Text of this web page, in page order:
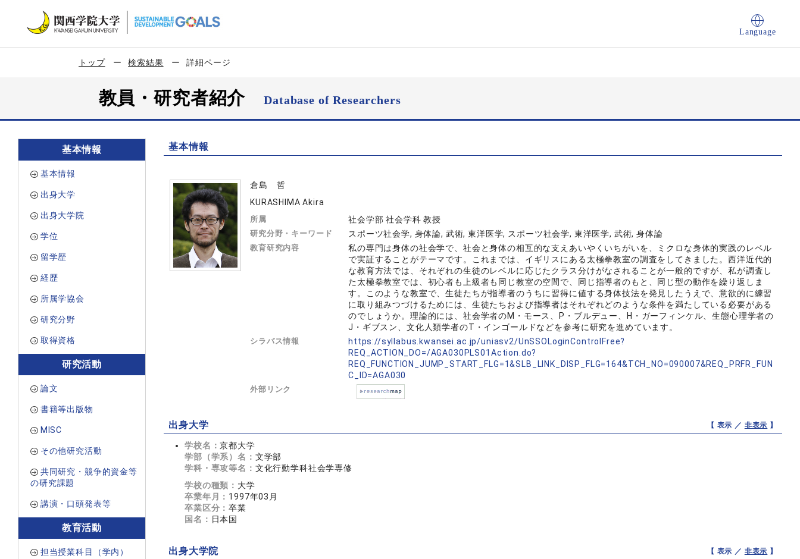
Language
トップ 検索結果 詳細ページ
教員・研究者紹介Database of Researchers
基本情報
基本情報
出身大学
出身大学院
学位
留学歴
経歴
所属学協会
研究分野
取得資格
研究活動
論文
書籍等出版物
MISC
その他研究活動
共同研究・競争的資金等
の研究課題
講演・口頭発表等
教育活動
担当授業科目（学内）
基本情報
倉島 哲
KURASHIMA Akira
所属 社会学部 社会学科 教授
研究分野・キーワード スポーツ社会学, 身体論, 武術, 東洋医学, スポーツ社会学, 東洋医学, 武術, 身体論
教育研究内容
私の専門は身体の社会学で、社会と身体の相互的な支えあいやくいちがいを、ミクロな身体的実践のレベル
で実証することがテーマです。これまでは、イギリスにある太極拳教室の調査をしてきました。西洋近代的
な教育方法では、それぞれの生徒のレベルに応じたクラス分けがなされることが一般的ですが、私が調査し
た太極拳教室では、初心者も上級者も同じ教室の空間で、同じ指導者のもと、同じ型の動作を繰り返しま
す。このような教室で、生徒たちが指導者のうちに習得に値する身体技法を発見したうえで、意欲的に練習
に取り組みつづけるためには、生徒たちおよび指導者はそれぞれどのような条件を満たしている必要がある
のでしょうか。理論的には、社会学者のM・モース、P・ブルデュー、H・ガーフィンケル、生態心理学者の
J・ギブスン、文化人類学者のT・インゴールドなどを参考に研究を進めています。
シラバス情報
https://syllabus.kwansei.ac.jp/uniasv2/UnSSOLoginControlFree?
REQ_ACTION_DO=/AGA030PLS01Action.do?
REQ_FUNCTION_JUMP_START_FLG=1&SLB_LINK_DISP_FLG=164&TCH_NO=090007&REQ_PRFR_FUN
C_ID=AGA030
外部リンク
出身大学 【 表示 ／ 非表示 】
学校名：京都大学
学部（学系）名： 文学部
学科・専攻等名： 文化行動学科社会学専修
学校の種類： 大学
卒業年月： 1997年03月
卒業区分：卒業
国名： 日本国
出身大学院 【 表示 ／ 非表示 】